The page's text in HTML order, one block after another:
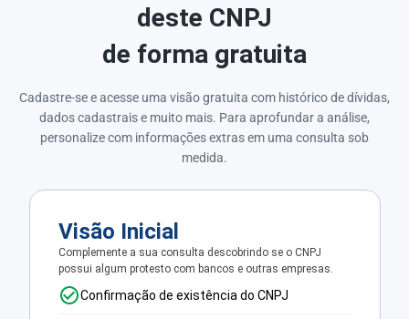
deste CNPJ
de forma gratuita
Cadastre-se e acesse uma visão gratuita com histórico de dívidas,
dados cadastrais e muito mais. Para aprofundar a análise,
personalize com informações extras em uma consulta sob
medida.
Visão Inicial
Complemente a sua consulta descobrindo se o CNPJ
possui algum protesto com bancos e outras empresas.
Confirmação de existência do CNPJ